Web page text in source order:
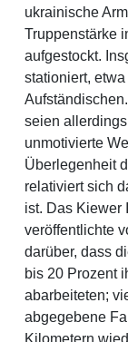
ukrainische
Truppenstärke
aufgestockt.
stationiert,
seien
unmotivierte
Überlegenheit
relativiert sich
ist. Das Kiewer
veröffentlichte
darüber, dass
bis 20 Prozent
abarbeiteten;
abgegebene
Kilometern